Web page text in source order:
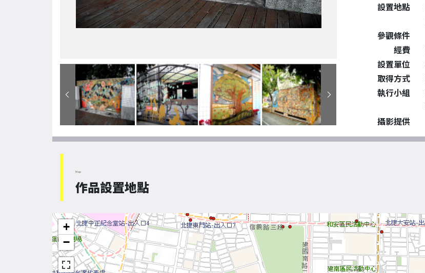
設置地點
參觀條件
經費
設置單位
取得方式
執行小組
攝影提供
Map
作品設置地點
+
−